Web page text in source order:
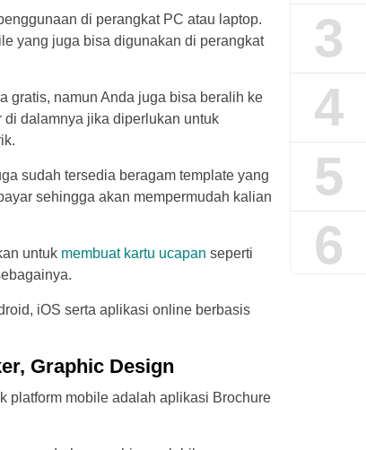
di perangkat PC atau laptop.
yang juga bisa digunakan di perangkat
gratis, namun Anda juga bisa beralih ke
dalamnya jika diperlukan untuk
sudah tersedia beragam template yang
sehingga akan mempermudah kalian
untuk membuat kartu ucapan seperti
iOS serta aplikasi online berbasis
Graphic Design
platform mobile adalah aplikasi Brochure
3
4
5
6